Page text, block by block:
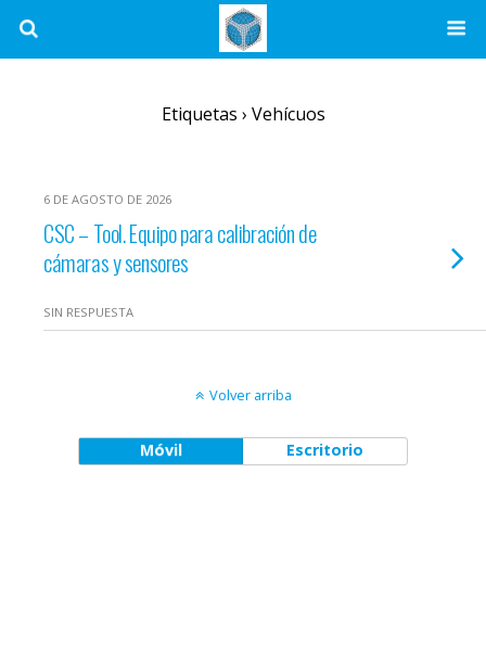
Etiquetas › Vehícuos
6 DE AGOSTO DE 2026
CSC – Tool. Equipo para calibración de
cámaras y sensores
SIN RESPUESTA
Volver arriba
Móvil Escritorio